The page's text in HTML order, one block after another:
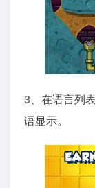
3、在语言列
语显示。